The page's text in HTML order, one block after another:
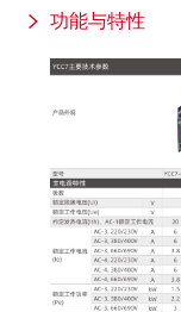
功能与特性